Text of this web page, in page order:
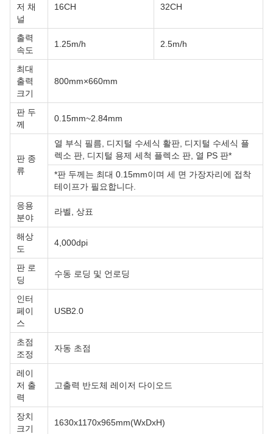
저 채
널
16CH 32CH
출력
속도
1.25m/h 2.5m/h
최대
출력
크기
800mm×660mm
판 두
께
0.15mm~2.84mm
판 종
류
열 부식 필름, 디지털 수세식 활판, 디지털 수세식 플
렉소 판, 디지털 용제 세척 플렉소 판, 열 PS 판*
*판 두께는 최대 0.15mm이며 세 면 가장자리에 접착
테이프가 필요합니다.
응용
분야
라벨, 상표
해상
도
4,000dpi
판 로
딩
수동 로딩 및 언로딩
인터
페이
스
USB2.0
초점
조정
자동 초점
레이
저 출
력
고출력 반도체 레이저 다이오드
장치
크기
1630x1170x965mm(WxDxH)